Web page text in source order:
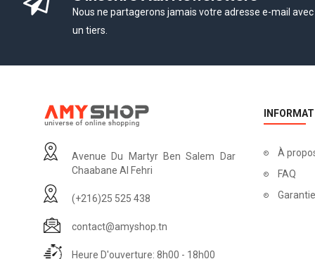
Nous ne partagerons jamais votre adresse e-mail avec
un tiers.
Avenue Du Martyr Ben Salem Dar
Chaabane Al Fehri
(+216)25 525 438
contact@amyshop.tn
Heure D'ouverture: 8h00 - 18h00
À
FAQ